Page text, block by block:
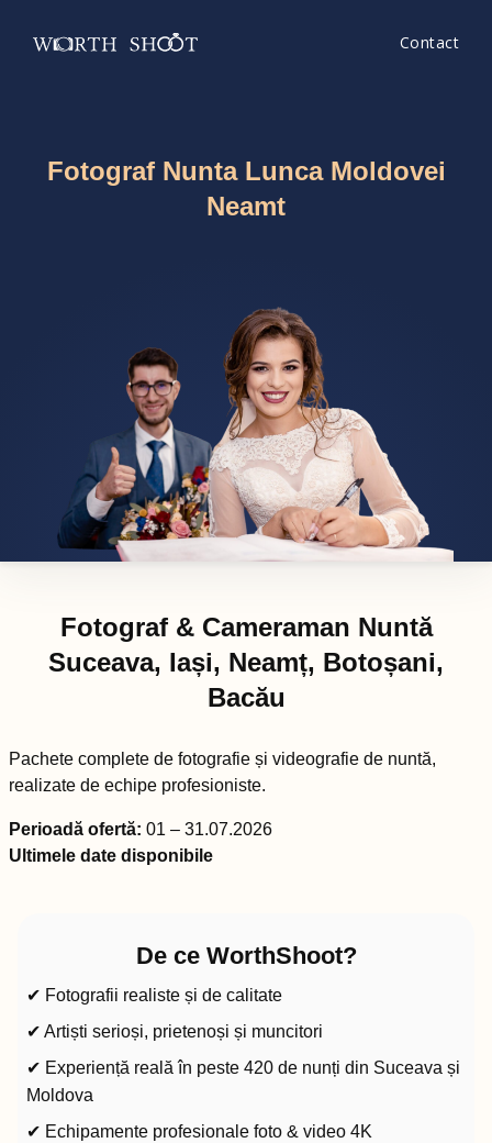
Contact
Fotograf Nunta Lunca Moldovei
Neamt
Fotograf & Cameraman Nuntă
Suceava, Iași, Neamț, Botoșani,
Bacău
Pachete complete de fotografie și videografie de nuntă,
realizate de echipe profesioniste.
Perioadă ofertă: 01 – 31.07.2026
Ultimele date disponibile
De ce WorthShoot?
✔ Fotografii realiste și de calitate
✔ Artiști serioși, prietenoși și muncitori
✔ Experiență reală în peste 420 de nunți din Suceava și
Moldova
✔ Echipamente profesionale foto & video 4K